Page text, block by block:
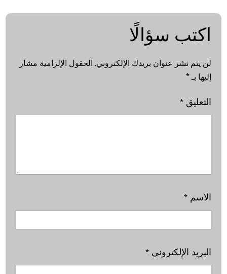
اكتب سؤالًا
لن يتم نشر عنوان بريدك الإلكتروني. الحقول الإلزامية مشار
إليها بـ*
التعليق*
الاسم*
البريد الإلكتروني*